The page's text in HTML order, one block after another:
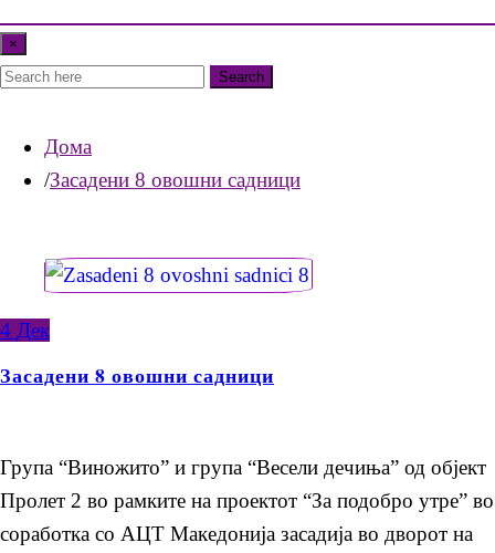
×
Search
Дома
Засадени 8 овошни садници
4 Дек
Засадени 8 овошни садници
Група “Виножито” и група “Весели дечиња” од објект
Пролет 2 во рамките на проектот “За подобро утре” во
соработка со АЦТ Македонија засадија во дворот на